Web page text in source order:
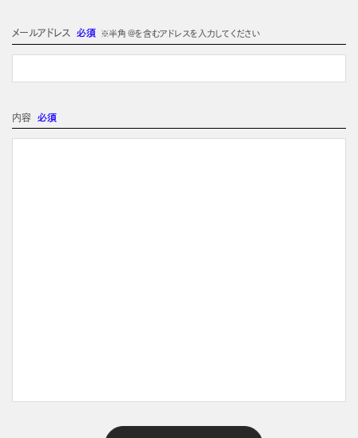
メールアドレス 必須 ※半角 @を含むアドレスを入力してください
内容 必須